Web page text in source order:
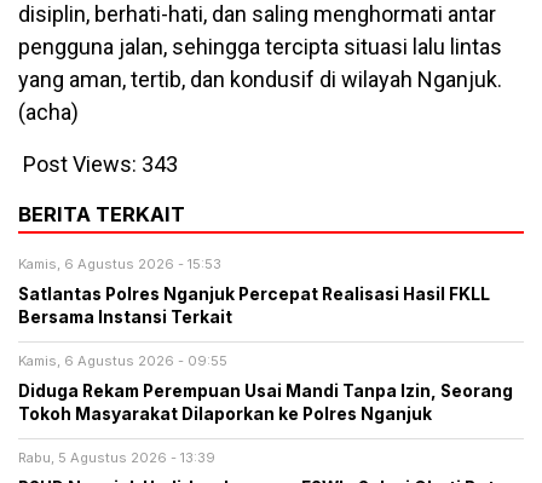
disiplin, berhati-hati, dan saling menghormati antar
pengguna jalan, sehingga tercipta situasi lalu lintas
yang aman, tertib, dan kondusif di wilayah Nganjuk.
(acha)
Post Views: 343
BERITA TERKAIT
Kamis, 6 Agustus 2026 - 15:53
Satlantas Polres Nganjuk Percepat Realisasi Hasil FKLL
Bersama Instansi Terkait
Kamis, 6 Agustus 2026 - 09:55
Diduga Rekam Perempuan Usai Mandi Tanpa Izin, Seorang
Tokoh Masyarakat Dilaporkan ke Polres Nganjuk
Rabu, 5 Agustus 2026 - 13:39